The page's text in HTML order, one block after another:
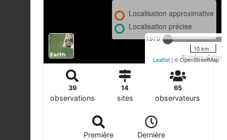
1979
Nombre
Localisation approximative
Localisation précise
10 km
Leaflet | © OpenStreetMap
39
observations
14
sites
65
observateurs
Première
Dernière